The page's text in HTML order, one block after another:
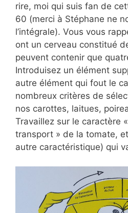
rire, moi qui suis fan de
60 (merci à Stéphane ne
l’intégrale). Vous vous
ont un cerveau constitué
peuvent contenir que
Introduisez un élément
autre élément qui fout le
nombreux critères de
nos carottes, laitues,
Travaillez sur le caractère
transport » de la tomate,
autre caractéristique) qui